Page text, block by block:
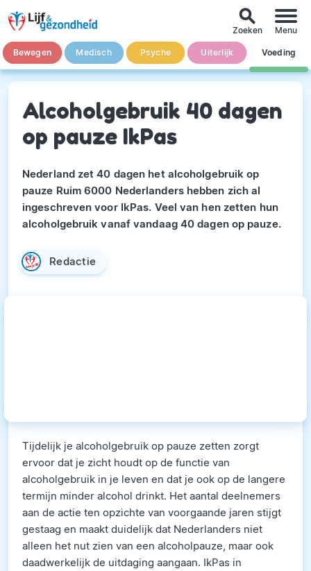
Bewegen Medisch Psyche Uiterlijk Voeding
search
Zoeken Menu
Alcoholgebruik 40 dagen
op pauze IkPas
Nederland zet 40 dagen het alcoholgebruik op
pauze Ruim 6000 Nederlanders hebben zich al
ingeschreven voor IkPas. Veel van hen zetten hun
alcoholgebruik vanaf vandaag 40 dagen op pauze.
Redactie
Tijdelijk je alcoholgebruik op pauze zetten zorgt
ervoor dat je zicht houdt op de functie van
alcoholgebruik in je leven en dat je ook op de langere
termijn minder alcohol drinkt. Het aantal deelnemers
aan de actie ten opzichte van voorgaande jaren stijgt
gestaag en maakt duidelijk dat Nederlanders niet
alleen het nut zien van een alcoholpauze, maar ook
daadwerkelijk de uitdaging aangaan. IkPas in